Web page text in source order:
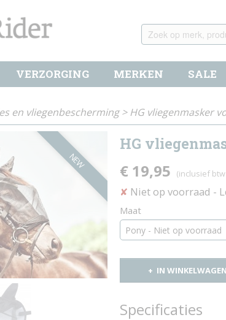
VERZORGING MERKEN SALE
en vliegenbescherming>HG vliegenmasker
NEW
HG
€ 19,95 (inclusief btw
✘ Niet op voorraad -
Maat
IN WINKELWAGEN
Specificaties